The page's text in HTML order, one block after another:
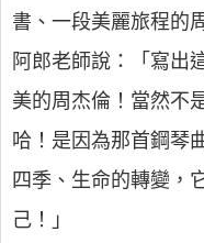
書、一段美麗旅程的
阿郎老師說：「寫出
美的周杰倫！當然不
哈！是因為那首鋼琴
四季、生命的轉變，
己！」